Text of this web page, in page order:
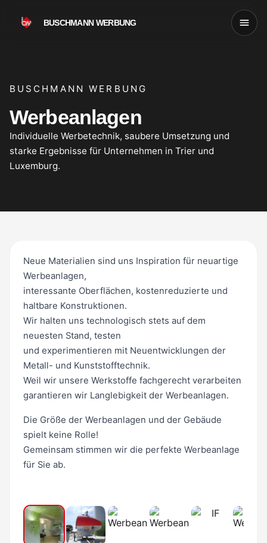
BUSCHMANN WERBUNG
BUSCHMANN WERBUNG
Werbeanlagen
Individuelle Werbetechnik, saubere Umsetzung und
starke Ergebnisse für Unternehmen in Trier und
Luxemburg.
Neue Materialien sind uns Inspiration für neuartige
Werbeanlagen,
interessante Oberflächen, kostenreduzierte und
haltbare Konstruktionen.
Wir halten uns technologisch stets auf dem
neuesten Stand, testen
und experimentieren mit Neuentwicklungen der
Metall- und Kunststofftechnik.
Weil wir unsere Werkstoffe fachgerecht verarbeiten
garantieren wir Langlebigkeit der Werbeanlagen.
Die Größe der Werbeanlagen und der Gebäude
spielt keine Rolle!
Gemeinsam stimmen wir die perfekte Werbeanlage
für Sie ab.